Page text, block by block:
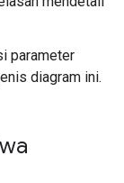
parameter
diagram ini.